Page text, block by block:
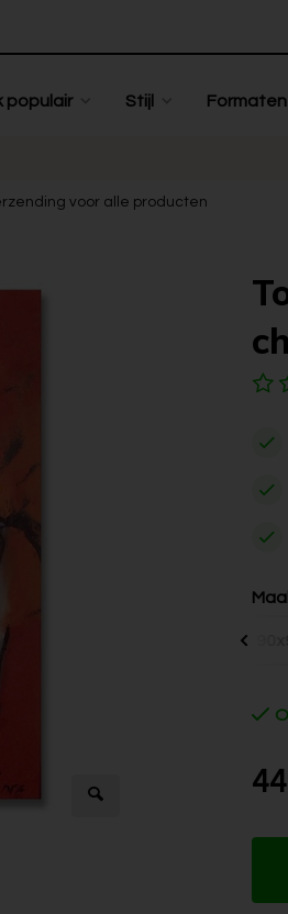
populair Stijl Formaten
voor alle producten